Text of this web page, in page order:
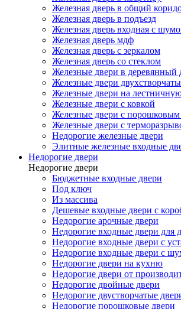
Железная дверь в общий
Железная дверь в подъезд
Железная дверь входная с
Железная дверь мдф
Железная дверь с зеркалом
Железная дверь со стеклом
Железные двери в деревянный
Железные двери
Железные двери на
Железные двери с ковкой
Железные двери с
Железные двери с
Недорогие железные двери
Элитные железные входные
Недорогие двери
Недорогие двери
Бюджетные входные двери
Под ключ
Из массива
Дешевые входные двери с
Недорогие арочные двери
Недорогие входные двери для
Недорогие входные двери с
Недорогие входные двери с
Недорогие двери на кухню
Недорогие двери от
Недорогие двойные двери
Недорогие двустворчатые
Недорогие порошковые двери